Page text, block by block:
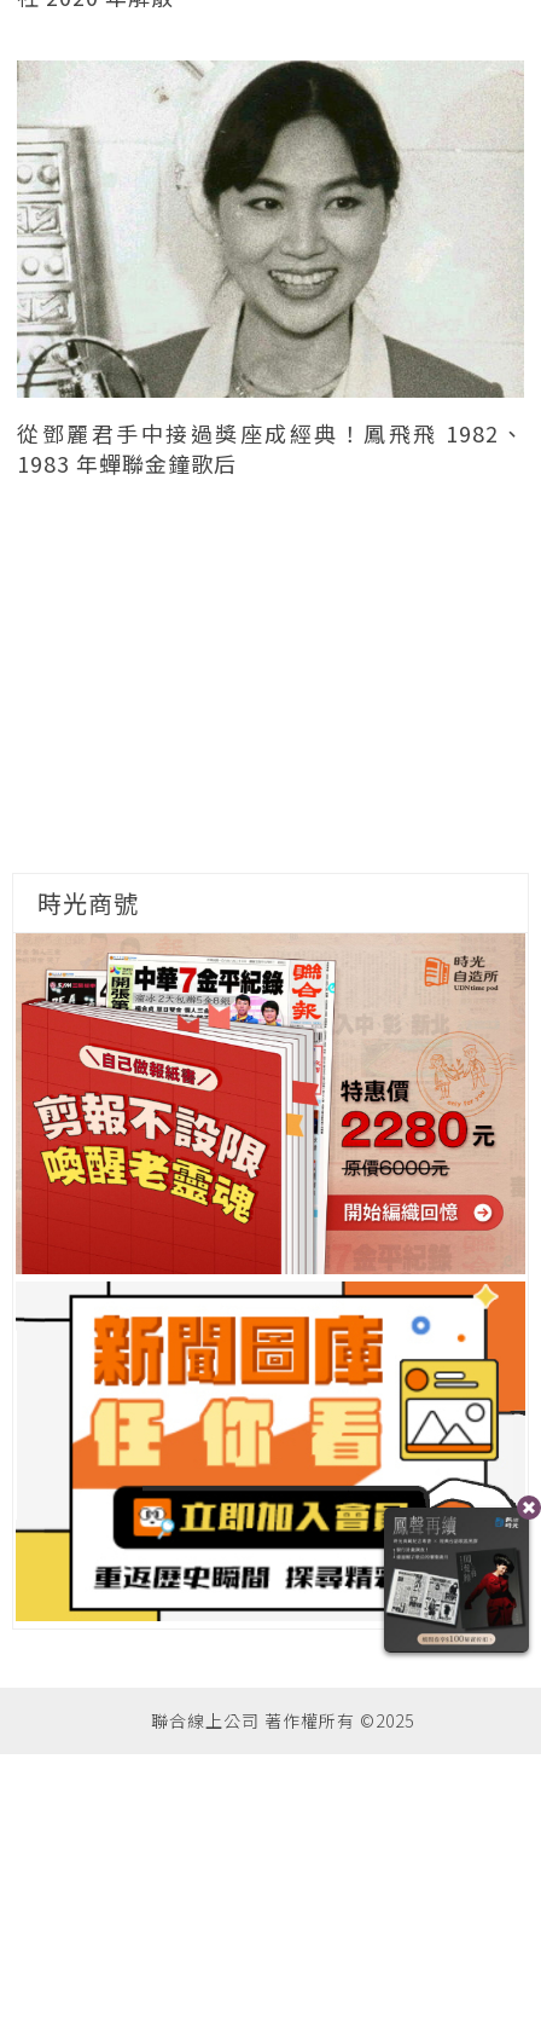
從鄧麗君手中接過獎座成經典！鳳飛飛 1982、
1983 年蟬聯金鐘歌后
時光商號
聯合線上公司 著作權所有 ©2025